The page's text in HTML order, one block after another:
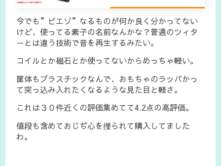
今でも”ピエゾ”なるものが何か良く分かってない
けど、使ってる素子の名前なんかな？普通のツィタ
ーとは違う技術で音を再生するみたい。
コイルとか磁石とか使ってないからめっちゃ軽い。
筐体もプラスチックなんで、おもちゃのラッパかっ
て突っ込み入れたくなるような見た目と軽さ。
これは３０件近くの評価集めてて4.2点の高評価。
値段も含めておじぢ心を擽られて購入してました
わ。